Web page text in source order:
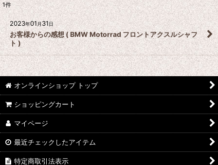
1件
2023年01月31日
お客様からの感想 ( BMW Motorrad フロントアクスルシャフ
ト )
オンラインショップ トップ
ショッピングカート
マイページ
最近チェックしたアイテム
特定商取引法表示